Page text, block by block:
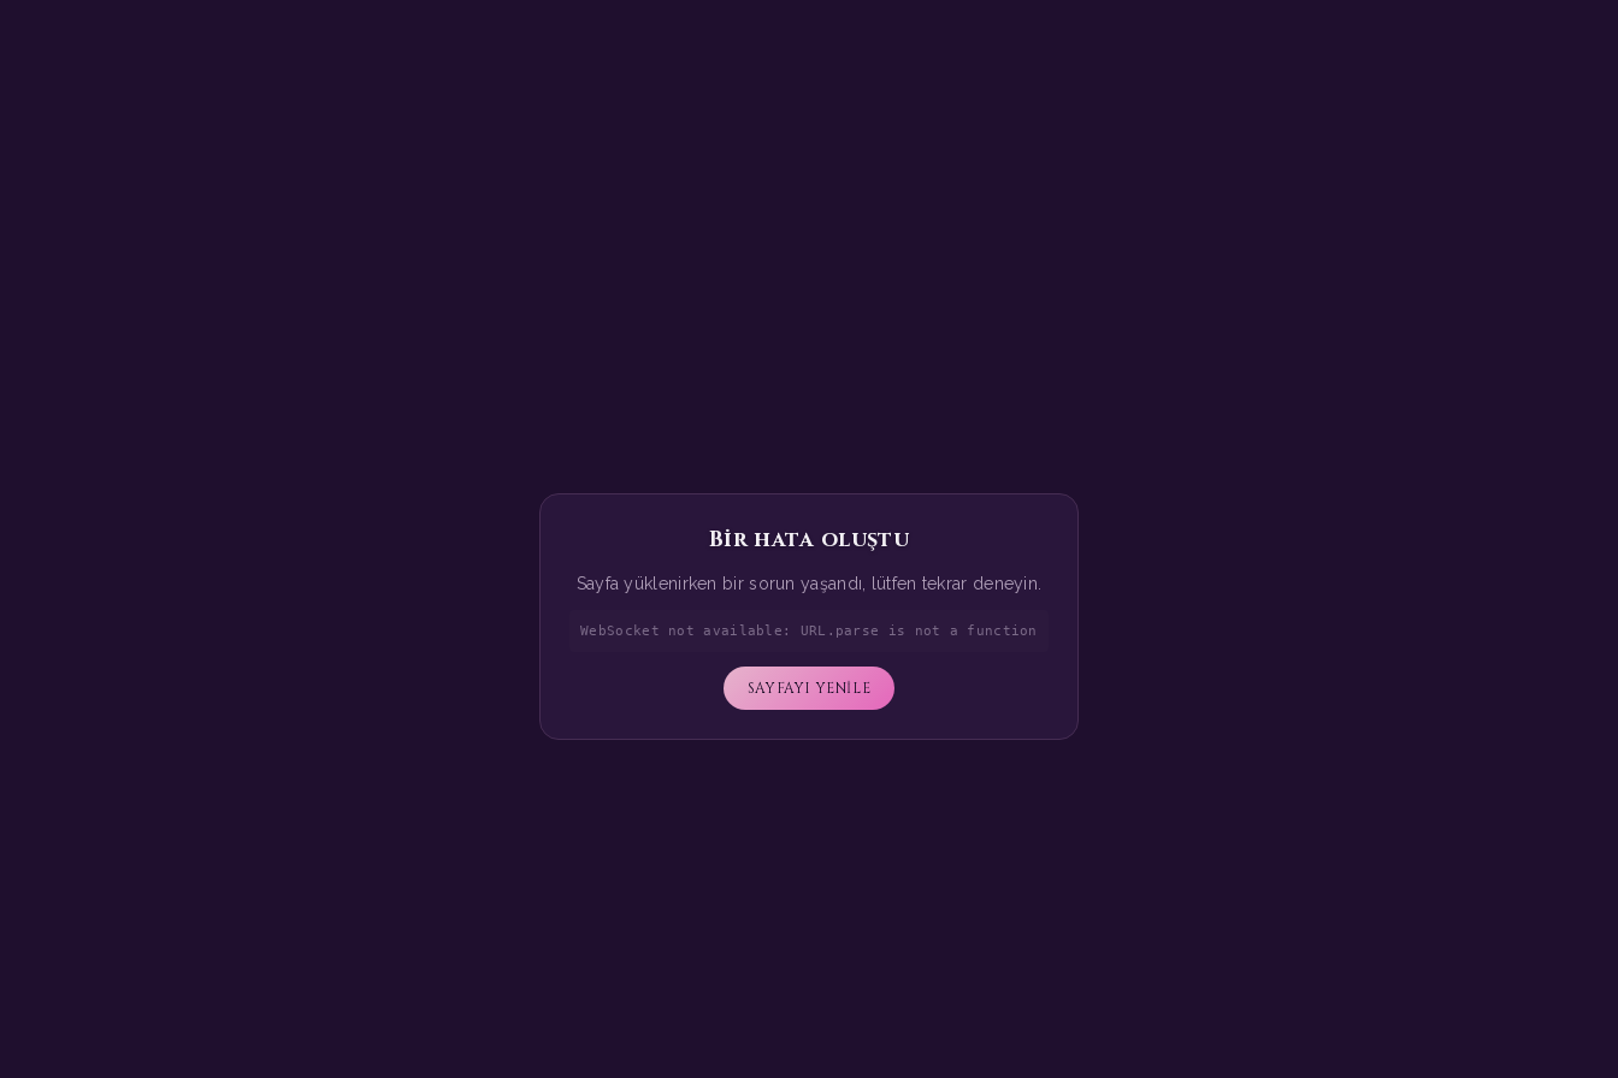
Bir hata oluştu
Sayfa yüklenirken bir sorun yaşandı, lütfen tekrar deneyin.
WebSocket not available: URL.parse is not a function
SAYFAYI YENİLE